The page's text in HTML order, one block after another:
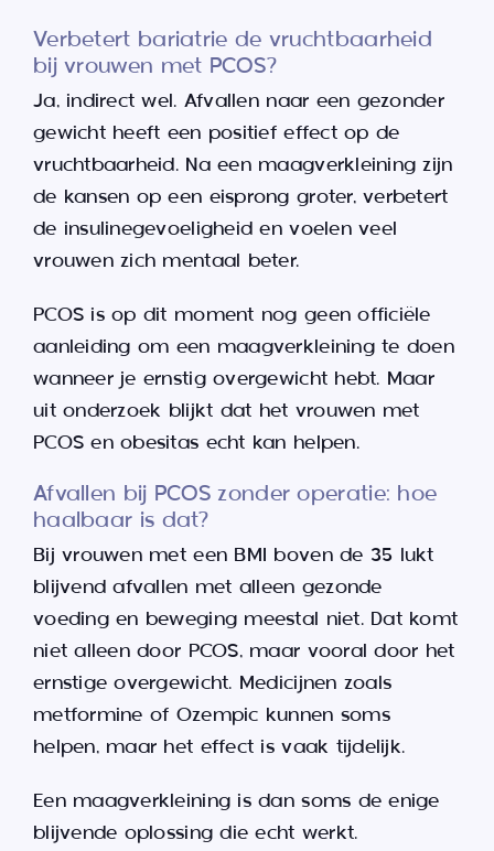
Verbetert bariatrie de vruchtbaarheid
bij vrouwen met PCOS?
Ja, indirect wel. Afvallen naar een gezonder
gewicht heeft een positief effect op de
vruchtbaarheid. Na een maagverkleining zijn
de kansen op een eisprong groter, verbetert
de insulinegevoeligheid en voelen veel
vrouwen zich mentaal beter.
PCOS is op dit moment nog geen officiële
aanleiding om een maagverkleining te doen
wanneer je ernstig overgewicht hebt. Maar
uit onderzoek blijkt dat het vrouwen met
PCOS en obesitas echt kan helpen.
Afvallen bij PCOS zonder operatie: hoe
haalbaar is dat?
Bij vrouwen met een BMI boven de 35 lukt
blijvend afvallen met alleen gezonde
voeding en beweging meestal niet. Dat komt
niet alleen door PCOS, maar vooral door het
ernstige overgewicht. Medicijnen zoals
metformine of Ozempic kunnen soms
helpen, maar het effect is vaak tijdelijk.
Een maagverkleining is dan soms de enige
blijvende oplossing die echt werkt.